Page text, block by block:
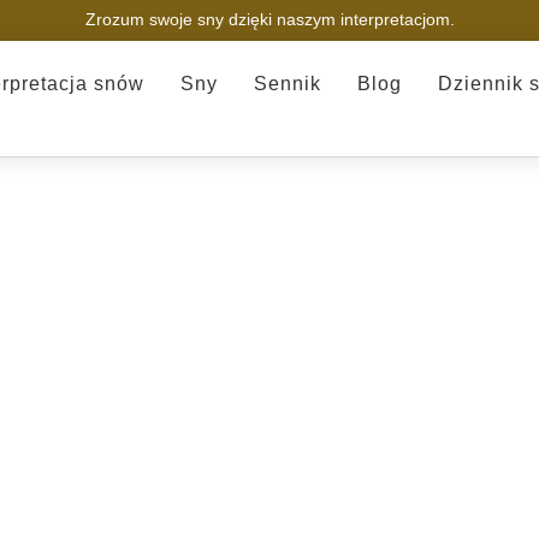
Zrozum swoje sny dzięki naszym interpretacjom.
snów Sny Sennik Blog Dziennik